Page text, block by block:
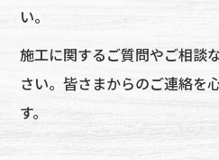
い。
施工に関するご質問やご相談
さい。皆さまからのご連絡を
す。